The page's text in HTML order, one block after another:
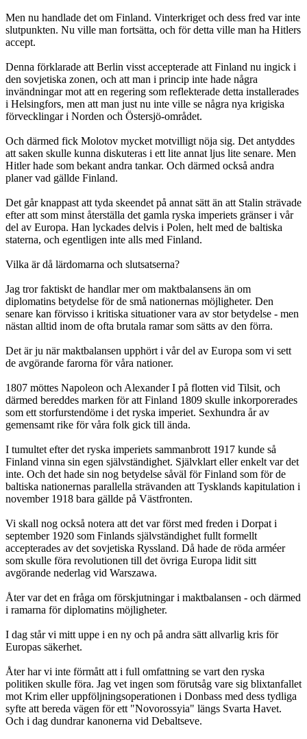
Men nu handlade det om Finland. Vinterkriget och dess fred var inte
slutpunkten. Nu ville man fortsätta, och för detta ville man ha Hitlers
accept.
Denna förklarade att Berlin visst accepterade att Finland nu ingick i
den sovjetiska zonen, och att man i princip inte hade några
invändningar mot att en regering som reflekterade detta installerades
i Helsingfors, men att man just nu inte ville se några nya krigiska
förvecklingar i Norden och Östersjö-området.
Och därmed fick Molotov mycket motvilligt nöja sig. Det antyddes
att saken skulle kunna diskuteras i ett lite annat ljus lite senare. Men
Hitler hade som bekant andra tankar. Och därmed också andra
planer vad gällde Finland.
Det går knappast att tyda skeendet på annat sätt än att Stalin strävade
efter att som minst återställa det gamla ryska imperiets gränser i vår
del av Europa. Han lyckades delvis i Polen, helt med de baltiska
staterna, och egentligen inte alls med Finland.
Vilka är då lärdomarna och slutsatserna?
Jag tror faktiskt de handlar mer om maktbalansens än om
diplomatins betydelse för de små nationernas möjligheter. Den
senare kan förvisso i kritiska situationer vara av stor betydelse - men
nästan alltid inom de ofta brutala ramar som sätts av den förra.
Det är ju när maktbalansen upphört i vår del av Europa som vi sett
de avgörande farorna för våra nationer.
1807 möttes Napoleon och Alexander I på flotten vid Tilsit, och
därmed bereddes marken för att Finland 1809 skulle inkorporerades
som ett storfurstendöme i det ryska imperiet. Sexhundra år av
gemensamt rike för våra folk gick till ända.
I tumultet efter det ryska imperiets sammanbrott 1917 kunde så
Finland vinna sin egen självständighet. Självklart eller enkelt var det
inte. Och det hade sin nog betydelse såväl för Finland som för de
baltiska nationernas parallella strävanden att Tysklands kapitulation i
november 1918 bara gällde på Västfronten.
Vi skall nog också notera att det var först med freden i Dorpat i
september 1920 som Finlands självständighet fullt formellt
accepterades av det sovjetiska Ryssland. Då hade de röda arméer
som skulle föra revolutionen till det övriga Europa lidit sitt
avgörande nederlag vid Warszawa.
Åter var det en fråga om förskjutningar i maktbalansen - och därmed
i ramarna för diplomatins möjligheter.
I dag står vi mitt uppe i en ny och på andra sätt allvarlig kris för
Europas säkerhet.
Åter har vi inte förmått att i full omfattning se vart den ryska
politiken skulle föra. Jag vet ingen som förutsåg vare sig blixtanfallet
mot Krim eller uppföljningsoperationen i Donbass med dess tydliga
syfte att bereda vägen för ett "Novorossyia" längs Svarta Havet.
Och i dag dundrar kanonerna vid Debaltseve.